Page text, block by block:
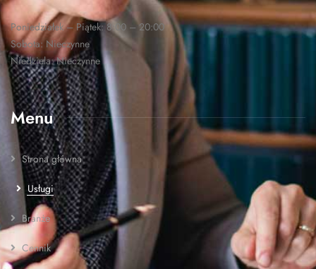
Poniedziałek – Piątek: 8:00 – 20:00
Sobota: Nieczynne
Niedziela: Nieczynne
Menu
Strona główna
Usługi
Branże
Cennik